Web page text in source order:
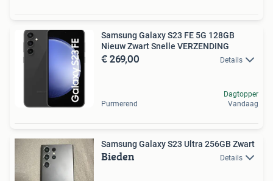
Samsung Galaxy S23 FE 5G 128GB
Nieuw Zwart Snelle VERZENDING
€ 269,00 Details
Purmerend
Dagtopper
Vandaag
Samsung Galaxy S23 Ultra 256GB Zwart
Bieden Details